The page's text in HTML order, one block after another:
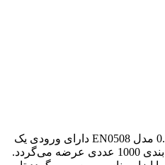
وايرشو تکی بدون روکش سایز 0.5 مدل EN0508 دارای ورودی يک
سيم با سایز 0.5 بوده که در بسته‌بندی 1000 عددی عرضه می‌گردد.